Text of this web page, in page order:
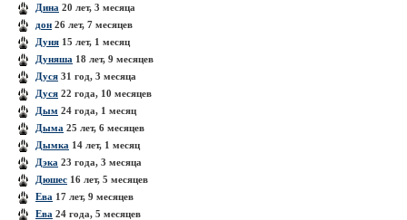
Дина 20 лет, 3 месяца
дон 26 лет, 7 месяцев
Дуня 15 лет, 1 месяц
Дуняша 18 лет, 9 месяцев
Дуся 31 год, 3 месяца
Дуся 22 года, 10 месяцев
Дым 24 года, 1 месяц
Дыма 25 лет, 6 месяцев
Дымка 14 лет, 1 месяц
Дэка 23 года, 3 месяца
Дюшес 16 лет, 5 месяцев
Ева 17 лет, 9 месяцев
Ева 24 года, 5 месяцев